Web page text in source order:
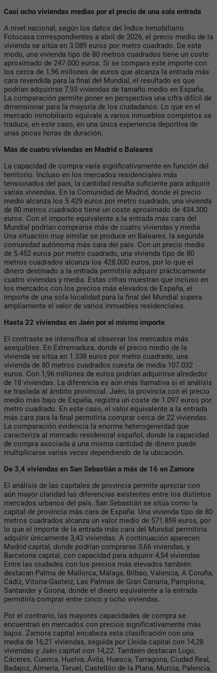
Casi ocho viviendas medias por el precio de una sola entrada
A nivel nacional, según los datos del Índice Inmobiliario
Fotocasa correspondientes a abril de 2026, el precio medio de la
vivienda se sitúa en 3.089 euros por metro cuadrado. De este
modo, una vivienda tipo de 80 metros cuadrados tiene un coste
aproximado de 247.000 euros. Si se compara este importe con
los cerca de 1,96 millones de euros que alcanza la entrada más
cara revendida para la final del Mundial, el resultado es que
podrían adquirirse 7,93 viviendas de tamaño medio en España.
La comparación permite poner en perspectiva una cifra difícil de
dimensionar para la mayoría de los ciudadanos. Lo que en el
mercado inmobiliario equivale a varios inmuebles completos se
traduce, en este caso, en una única experiencia deportiva de
unas pocas horas de duración.
Más de cuatro viviendas en Madrid o Baleares
La capacidad de compra varía significativamente en función del
territorio. Incluso en los mercados residenciales más
tensionados del país, la cantidad resulta suficiente para adquirir
varias viviendas. En la Comunidad de Madrid, donde el precio
medio alcanza los 5.429 euros por metro cuadrado, una vivienda
de 80 metros cuadrados tiene un coste aproximado de 434.300
euros. Con el importe equivalente a la entrada más cara del
Mundial podrían comprarse más de cuatro viviendas y media.
Una situación muy similar se produce en Baleares, la segunda
comunidad autónoma más cara del país. Con un precio medio
de 5.452 euros por metro cuadrado, una vivienda tipo de 80
metros cuadrados alcanza los 428.000 euros, por lo que el
dinero destinado a la entrada permitiría adquirir prácticamente
cuatro viviendas y media. Estas cifras muestran que incluso en
los mercados con los precios más elevados de España, el
importe de una sola localidad para la final del Mundial supera
ampliamente el valor de varios inmuebles residenciales.
Hasta 22 viviendas en Jaén por el mismo importe
El contraste se intensifica al observar los mercados más
asequibles. En Extremadura, donde el precio medio de la
vivienda se sitúa en 1.338 euros por metro cuadrado, una
vivienda de 80 metros cuadrados cuesta de media 107.032
euros. Con 1,96 millones de euros podrían adquirirse alrededor
de 18 viviendas. La diferencia es aún más llamativa si el análisis
se traslada al ámbito provincial. Jaén, la provincia con el precio
medio más bajo de España, registra un coste de 1.097 euros por
metro cuadrado. En este caso, el valor equivalente a la entrada
más cara para la final permitiría comprar cerca de 22 viviendas.
La comparación evidencia la enorme heterogeneidad que
caracteriza al mercado residencial español, donde la capacidad
de compra asociada a una misma cantidad de dinero puede
multiplicarse varias veces dependiendo de la ubicación.
De 3,4 viviendas en San Sebastián a más de 16 en Zamora
El análisis de las capitales de provincia permite apreciar con
aún mayor claridad las diferencias existentes entre los distintos
mercados urbanos del país. San Sebastián se sitúa como la
capital de provincia más cara de España. Una vivienda tipo de 80
metros cuadrados alcanza un valor medio de 571.859 euros, por
lo que el importe de la entrada más cara del Mundial permitiría
adquirir únicamente 3,43 viviendas. A continuación aparecen
Madrid capital, donde podrían comprarse 3,66 viviendas, y
Barcelona capital, con capacidad para adquirir 4,54 viviendas.
Entre las ciudades con los precios más elevados también
destacan Palma de Mallorca, Málaga, Bilbao, Valencia, A Coruña,
Cádiz, Vitoria-Gasteiz, Las Palmas de Gran Canaria, Pamplona,
Santander y Girona, donde el dinero equivalente a la entrada
permitiría comprar entre cinco y ocho viviendas.
Por el contrario, las mayores capacidades de compra se
encuentran en mercados con precios significativamente más
bajos. Zamora capital encabeza esta clasificación con una
media de 16,21 viviendas, seguida por Lleida capital con 14,28
viviendas y Jaén capital con 14,22. También destacan Lugo,
Cáceres, Cuenca, Huelva, Ávila, Huesca, Tarragona, Ciudad Real,
Badajoz, Almería, Teruel, Castellón de la Plana, Murcia, Palencia,